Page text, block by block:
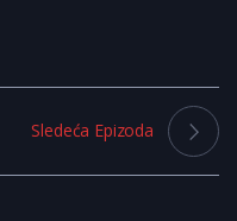
Sledeća Epizoda